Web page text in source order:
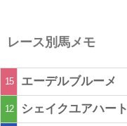
レース別馬メモ
15 エーデルブルーメ
12 シェイクユアハート